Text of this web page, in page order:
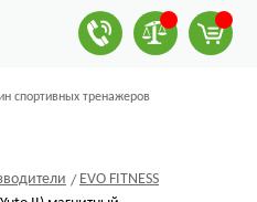
спортивных тренажеров
EVO FITNESS